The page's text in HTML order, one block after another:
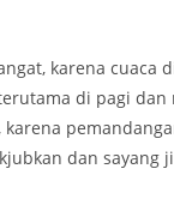
karena cuaca
di pagi dan
karena
dan sayang